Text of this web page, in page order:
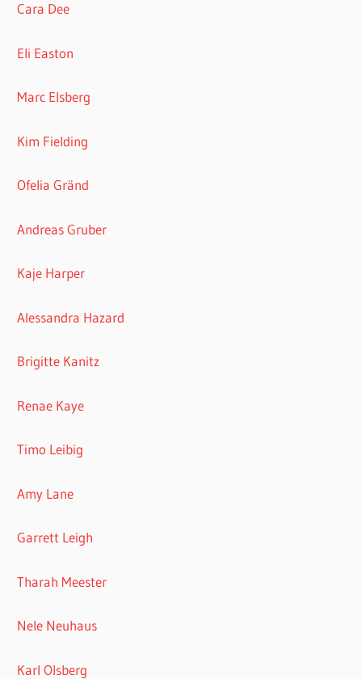
Cara Dee
Eli Easton
Marc Elsberg
Kim Fielding
Ofelia Gränd
Andreas Gruber
Kaje Harper
Alessandra Hazard
Brigitte Kanitz
Renae Kaye
Timo Leibig
Amy Lane
Garrett Leigh
Tharah Meester
Nele Neuhaus
Karl Olsberg